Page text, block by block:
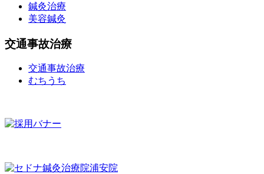
鍼灸治療
美容鍼灸
交通事故治療
交通事故治療
むちうち